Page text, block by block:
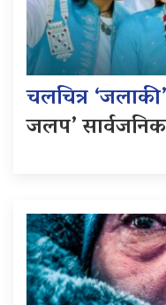
चलचित्र ‘जलाकी’
जलप’ सार्वजनिक